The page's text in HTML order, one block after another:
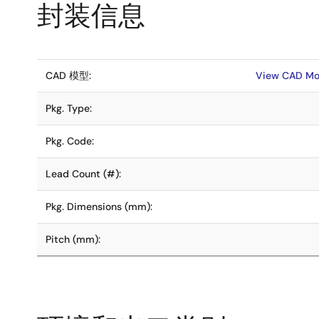
封装信息
CAD 模型: View CAD
Pkg. Type:
Pkg. Code:
Lead Count (#):
Pkg. Dimensions (mm):
Pitch (mm):